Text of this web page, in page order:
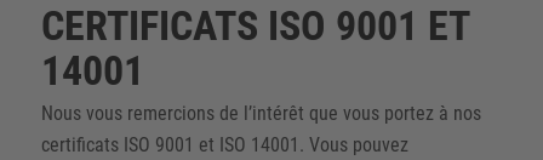
CERTIFICATS ISO 9001 ET
14001
Nous vous remercions de l’intérêt que vous portez à nos
certificats ISO 9001 et ISO 14001. Vous pouvez